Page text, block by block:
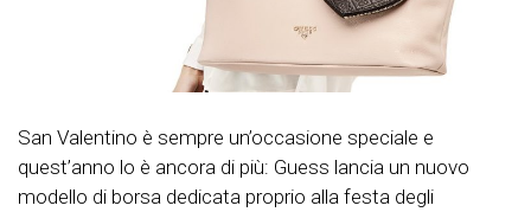
San Valentino è sempre un’occasione speciale e
quest’anno lo è ancora di più: Guess lancia un nuovo
modello di borsa dedicata proprio alla festa degli